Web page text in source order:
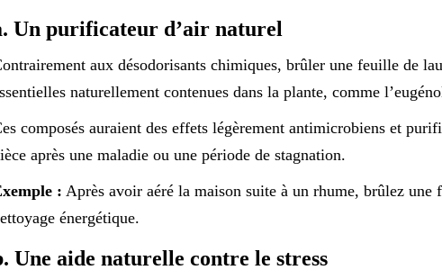
Un purificateur d’air naturel
aux désodorisants chimiques, brûler une feuille de
naturellement contenues dans la plante, comme
composés auraient des effets légèrement antimicrobiens et
après une maladie ou une période de stagnation.
: Après avoir aéré la maison suite à un rhume, brûlez
énergétique.
Une aide naturelle contre le stress